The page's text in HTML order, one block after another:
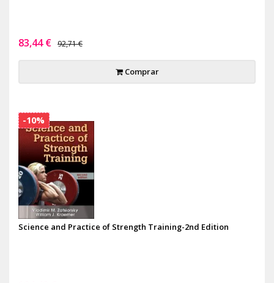
83,44 € 92,71 €
Comprar
Science and Practice of Strength Training-2nd Edition
-10%